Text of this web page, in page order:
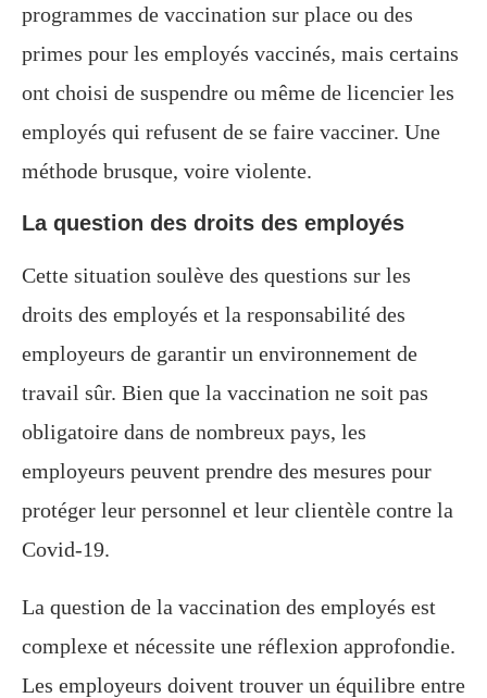
programmes de vaccination sur place ou des
primes pour les employés vaccinés, mais certains
ont choisi de suspendre ou même de licencier les
employés qui refusent de se faire vacciner. Une
méthode brusque, voire violente.
La question des droits des employés
Cette situation soulève des questions sur les
droits des employés et la responsabilité des
employeurs de garantir un environnement de
travail sûr. Bien que la vaccination ne soit pas
obligatoire dans de nombreux pays, les
employeurs peuvent prendre des mesures pour
protéger leur personnel et leur clientèle contre la
Covid-19.
La question de la vaccination des employés est
complexe et nécessite une réflexion approfondie.
Les employeurs doivent trouver un équilibre entre